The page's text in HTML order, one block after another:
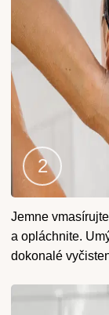
Krok
2
Jemne
a opláchnite.
dokonalé